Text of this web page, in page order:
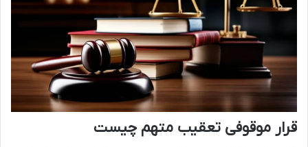
قرار موقوفی تعقیب متهم چیست